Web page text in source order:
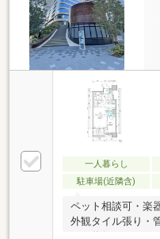
一人暮らし
駐車場(近隣含)
ペット相談可・楽
外観タイル張り・